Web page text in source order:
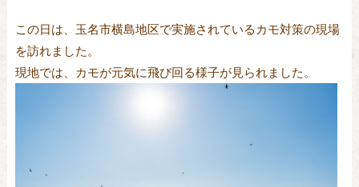
この日は、玉名市横島地区で実施されているカモ対策の現場
を訪れました。
現地では、カモが元気に飛び回る様子が見られました。